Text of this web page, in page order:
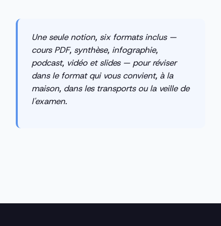
Une seule notion, six formats inclus —
cours PDF, synthèse, infographie,
podcast, vidéo et slides — pour réviser
dans le format qui vous convient, à la
maison, dans les transports ou la veille de
l'examen.